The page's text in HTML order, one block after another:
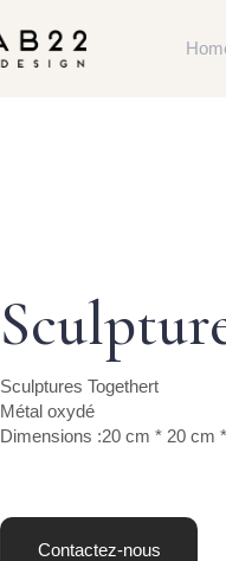
Sculptures Togethert
Métal oxydé
Dimensions :20 cm * 20 cm
Contactez-nous